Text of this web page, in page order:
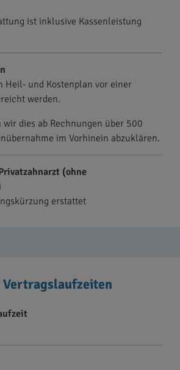
ist inklusive Kassenleistung
Heil- und Kostenplan vor einer
werden.
dies ab Rechnungen über 500
im Vorhinein abzuklären.
(ohne
erstattet